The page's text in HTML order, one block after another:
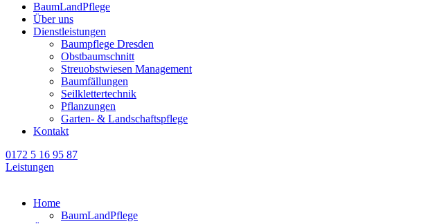
BaumLandPflege
Über uns
Dienstleistungen
Baumpflege Dresden
Obstbaumschnitt
Streuobstwiesen Management
Baumfällungen
Seilklettertechnik
Pflanzungen
Garten- & Landschaftspflege
Kontakt
0172 5 16 95 87
Leistungen
Home
BaumLandPflege